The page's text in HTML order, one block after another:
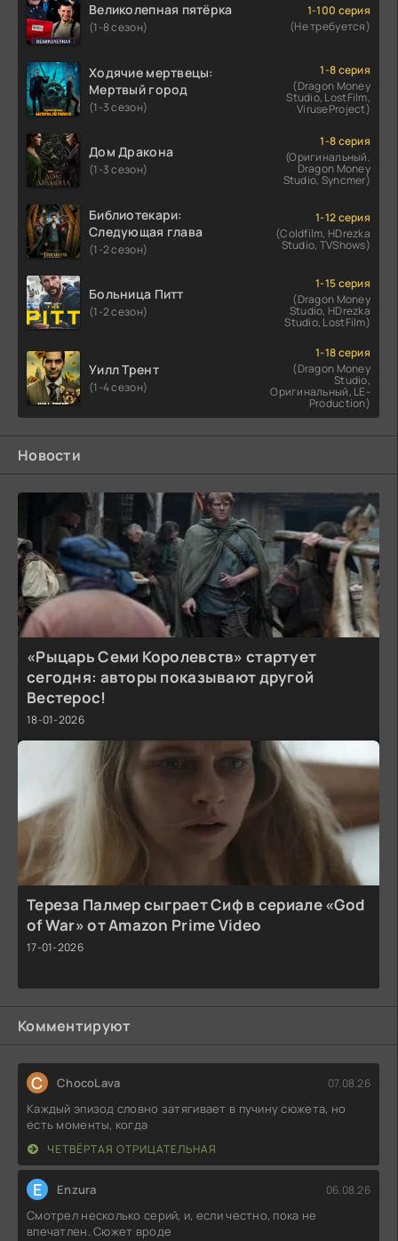
Великолепная пятёрка
(1-8 сезон)
1-100 серия
(Не требуется)
Ходячие мертвецы:
Мертвый город
(1-3 сезон)
1-8 серия
(Dragon Money
Studio, LostFilm,
ViruseProject)
Дом Дракона
(1-3 сезон)
1-8 серия
(Оригинальный,
Dragon Money
Studio, Syncmer)
Библиотекари:
Следующая глава
(1-2 сезон)
1-12 серия
(Coldfilm, HDrezka
Studio, TVShows)
Больница Питт
(1-2 сезон)
1-15 серия
(Dragon Money
Studio, HDrezka
Studio, LostFilm)
Уилл Трент
(1-4 сезон)
1-18 серия
(Dragon Money
Studio,
Оригинальный, LE-
Production)
Новости
«Рыцарь Семи Королевств» стартует
сегодня: авторы показывают другой
Вестерос!
18-01-2026
Тереза Палмер сыграет Сиф в сериале «God
of War» от Amazon Prime Video
17-01-2026
Комментируют
C ChocoLava 07.08.26
Каждый эпизод словно затягивает в пучину сюжета, но
есть моменты, когда
ЧЕТВЁРТАЯ ОТРИЦАТЕЛЬНАЯ
E Enzura 06.08.26
Смотрел несколько серий, и, если честно, пока не
впечатлен. Сюжет вроде